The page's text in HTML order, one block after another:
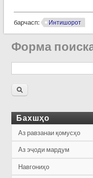
барчасп: Интишорот
Форма
Бахшҳо
Аз равзанаи қомусҳо
Аз эҷоди мардум
Навгониҳо